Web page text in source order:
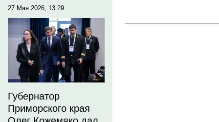
27 Мая 2026, 13:29
Губернатор
Приморского края